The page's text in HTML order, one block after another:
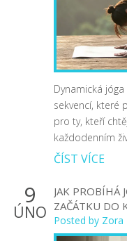
Dynamická
sekvencí, které
pro ty, kteří
každodenním
ČÍST VÍCE
9
ÚNO
JAK PROBÍHÁ
ZAČÁTKU DO
Posted by Zora